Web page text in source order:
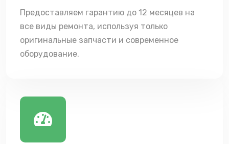
Предоставляем гарантию до 12 месяцев на
все виды ремонта, используя только
оригинальные запчасти и современное
оборудование.